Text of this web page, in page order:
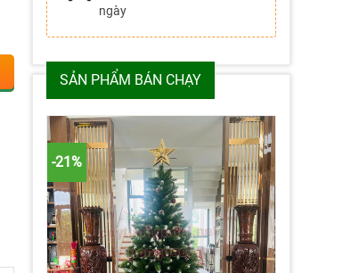
ngày
SẢN PHẨM BÁN CHẠY
-21%